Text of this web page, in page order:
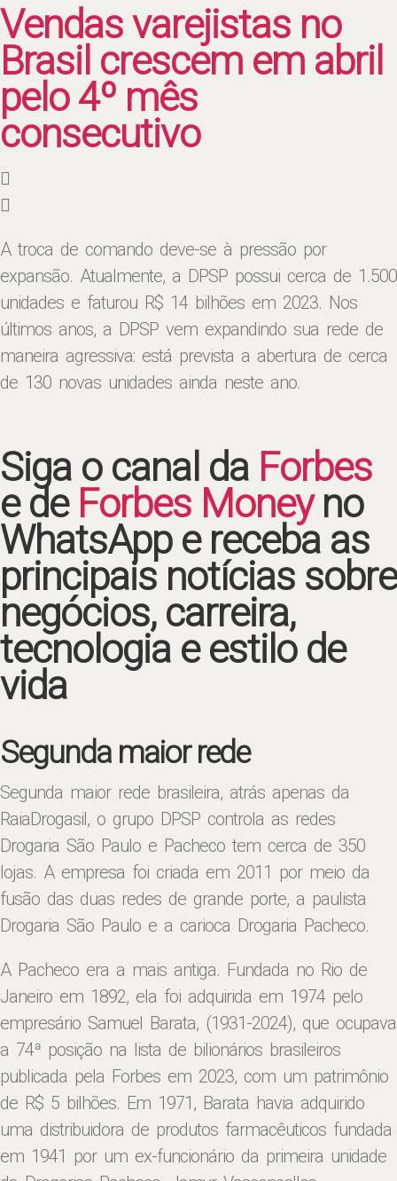
Vendas varejistas no
Brasil crescem em abril
pelo 4º mês
consecutivo
A troca de comando deve-se à pressão por
expansão. Atualmente, a DPSP possui cerca de 1.500
unidades e faturou R$ 14 bilhões em 2023. Nos
últimos anos, a DPSP vem expandindo sua rede de
maneira agressiva: está prevista a abertura de cerca
de 130 novas unidades ainda neste ano.
Siga o canal da Forbes
e de Forbes Moneyno
WhatsApp e receba as
principais notícias sobre
negócios, carreira,
tecnologia e estilo de
vida
Segunda maior rede
Segunda maior rede brasileira, atrás apenas da
RaiaDrogasil, o grupo DPSP controla as redes
Drogaria São Paulo e Pacheco tem cerca de 350
lojas. A empresa foi criada em 2011 por meio da
fusão das duas redes de grande porte, a paulista
Drogaria São Paulo e a carioca Drogaria Pacheco.
A Pacheco era a mais antiga. Fundada no Rio de
Janeiro em 1892, ela foi adquirida em 1974 pelo
empresário Samuel Barata, (1931-2024), que ocupava
a 74ª posição na lista de bilionários brasileiros
publicada pela Forbes em 2023, com um patrimônio
de R$ 5 bilhões. Em 1971, Barata havia adquirido
uma distribuidora de produtos farmacêuticos fundada
em 1941 por um ex-funcionário da primeira unidade